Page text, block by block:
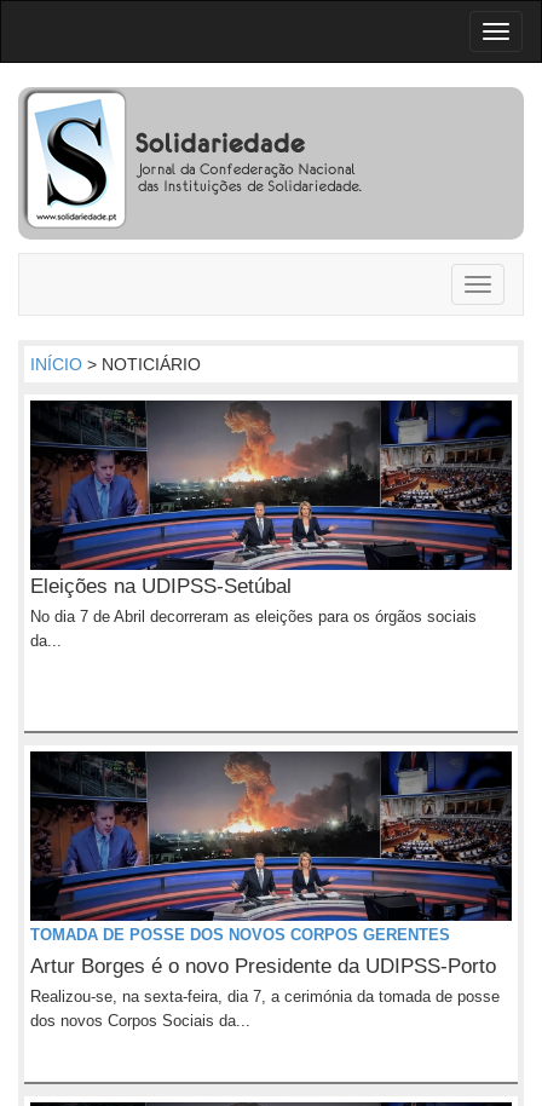
Toggle
INÍCIO > NOTICIÁRIO
Eleições na UDIPSS-Setúbal
No dia 7 de Abril decorreram as eleições para os órgãos sociais
da...
TOMADA DE POSSE DOS NOVOS CORPOS GERENTES
Artur Borges é o novo Presidente da UDIPSS-Porto
Realizou-se, na sexta-feira, dia 7, a cerimónia da tomada de posse
dos novos Corpos Sociais da...